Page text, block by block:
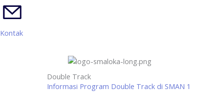
Kontak
Double Track
Informasi Program Double Track di SMAN 1